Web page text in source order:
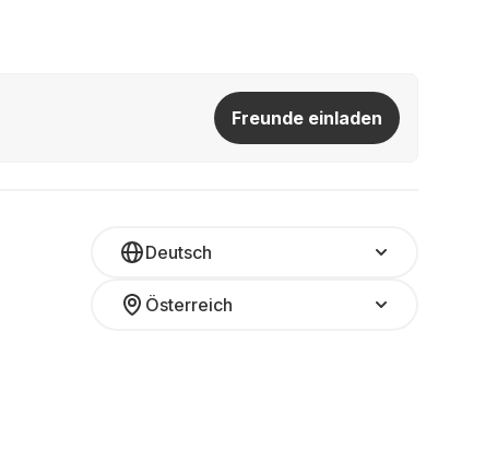
Freunde einladen
Deutsch
Österreich